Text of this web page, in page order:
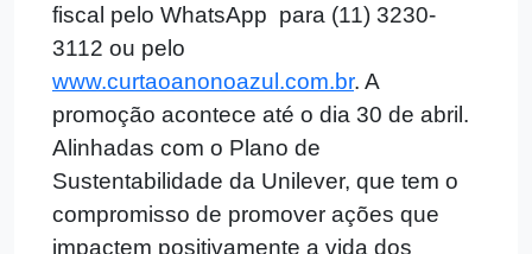
fiscal pelo WhatsApp para (11) 3230-
3112 ou pelo
www.curtaoanonoazul.com.br. A
promoção acontece até o dia 30 de abril.
Alinhadas com o Plano de
Sustentabilidade da Unilever, que tem o
compromisso de promover ações que
impactem positivamente a vida dos